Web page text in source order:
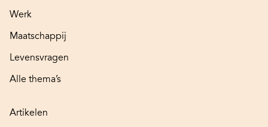
Werk
Maatschappij
Levensvragen
Alle thema’s
Artikelen